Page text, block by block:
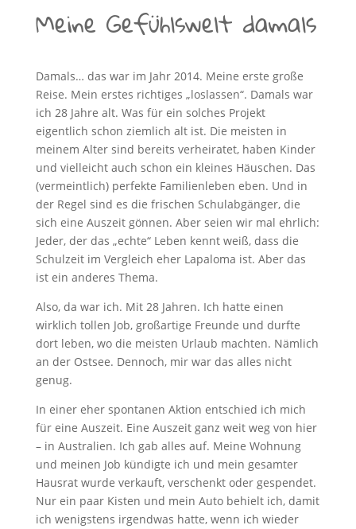
Meine Gefühlswelt damals
Damals… das war im Jahr 2014. Meine erste große
Reise. Mein erstes richtiges „loslassen“. Damals war
ich 28 Jahre alt. Was für ein solches Projekt
eigentlich schon ziemlich alt ist. Die meisten in
meinem Alter sind bereits verheiratet, haben Kinder
und vielleicht auch schon ein kleines Häuschen. Das
(vermeintlich) perfekte Familienleben eben. Und in
der Regel sind es die frischen Schulabgänger, die
sich eine Auszeit gönnen. Aber seien wir mal ehrlich:
Jeder, der das „echte“ Leben kennt weiß, dass die
Schulzeit im Vergleich eher Lapaloma ist. Aber das
ist ein anderes Thema.
Also, da war ich. Mit 28 Jahren. Ich hatte einen
wirklich tollen Job, großartige Freunde und durfte
dort leben, wo die meisten Urlaub machten. Nämlich
an der Ostsee. Dennoch, mir war das alles nicht
genug.
In einer eher spontanen Aktion entschied ich mich
für eine Auszeit. Eine Auszeit ganz weit weg von hier
– in Australien. Ich gab alles auf. Meine Wohnung
und meinen Job kündigte ich und mein gesamter
Hausrat wurde verkauft, verschenkt oder gespendet.
Nur ein paar Kisten und mein Auto behielt ich, damit
ich wenigstens irgendwas hatte, wenn ich wieder